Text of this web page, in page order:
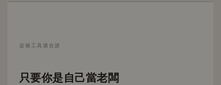
這個工具適合誰
只要你是自己當老闆